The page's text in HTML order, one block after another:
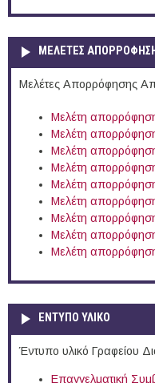
ΜΕΛΕΤΕΣ
Μελέτες Απορρόφησης
Μελέτη
Μελέτη
Μελέτη
Μελέτη
Μελέτη
Μελέτη
Μελέτη
Μελέτη
Μελέτη
ΕΝΤΥΠΟ ΥΛΙΚΟ
Έντυπο υλικό Γραφείου
Επαγγελματική